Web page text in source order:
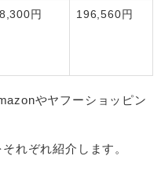
円 196,560円
やヤフーショッピン
れぞれ紹介します。